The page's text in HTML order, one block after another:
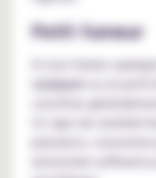
Petit fumeur
Si vous fumiez
compact
ou un petit
constitue
Ce type de matériel
puissance,